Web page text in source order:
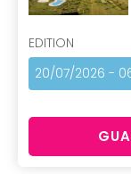
EDITION
20/07/2026 -